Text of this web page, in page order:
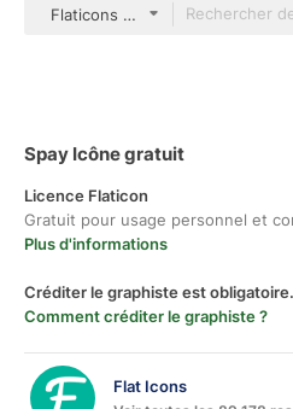
Flaticons Lineal Color
Spay Icône gratuit
Licence Flaticon
Gratuit pour usage personnel et
Plus d'informations
Créditer le graphiste est obligatoire.
Comment créditer le graphiste ?
Flat Icons